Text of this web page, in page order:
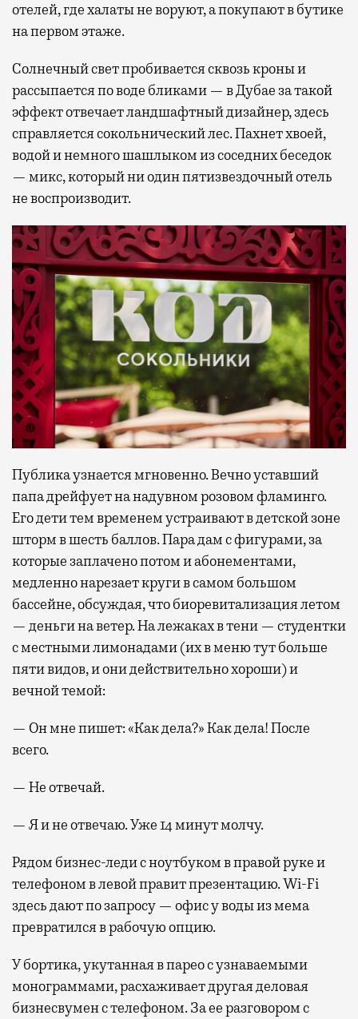
отелей, где халаты не воруют, а покупают в бутике
на первом этаже.
Солнечный свет пробивается сквозь кроны и
рассыпается по воде бликами — в Дубае за такой
эффект отвечает ландшафтный дизайнер, здесь
справляется сокольнический лес. Пахнет хвоей,
водой и немного шашлыком из соседних беседок
— микс, который ни один пятизвездочный отель
не воспроизводит.
Публика узнается мгновенно. Вечно уставший
папа дрейфует на надувном розовом фламинго.
Его дети тем временем устраивают в детской зоне
шторм в шесть баллов. Пара дам с фигурами, за
которые заплачено потом и абонементами,
медленно нарезает круги в самом большом
бассейне, обсуждая, что биоревитализация летом
— деньги на ветер. На лежаках в тени — студентки
с местными лимонадами (их в меню тут больше
пяти видов, и они действительно хороши) и
вечной темой:
— Он мне пишет: «Как дела?» Как дела! После
всего.
— Не отвечай.
— Я и не отвечаю. Уже 14 минут молчу.
Рядом бизнес-леди с ноутбуком в правой руке и
телефоном в левой правит презентацию. Wi-Fi
здесь дают по запросу — офис у воды из мема
превратился в рабочую опцию.
У бортика, укутанная в парео с узнаваемыми
монограммами, расхаживает другая деловая
бизнесвумен с телефоном. За ее разговором с